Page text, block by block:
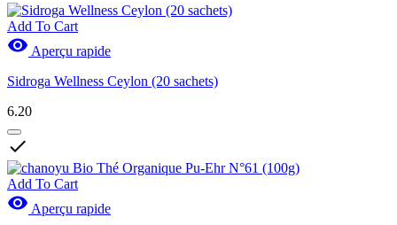
Add To Cart
 Aperçu rapide
Sidroga Wellness Ceylon (20 sachets)
6.20

Add To Cart
 Aperçu rapide